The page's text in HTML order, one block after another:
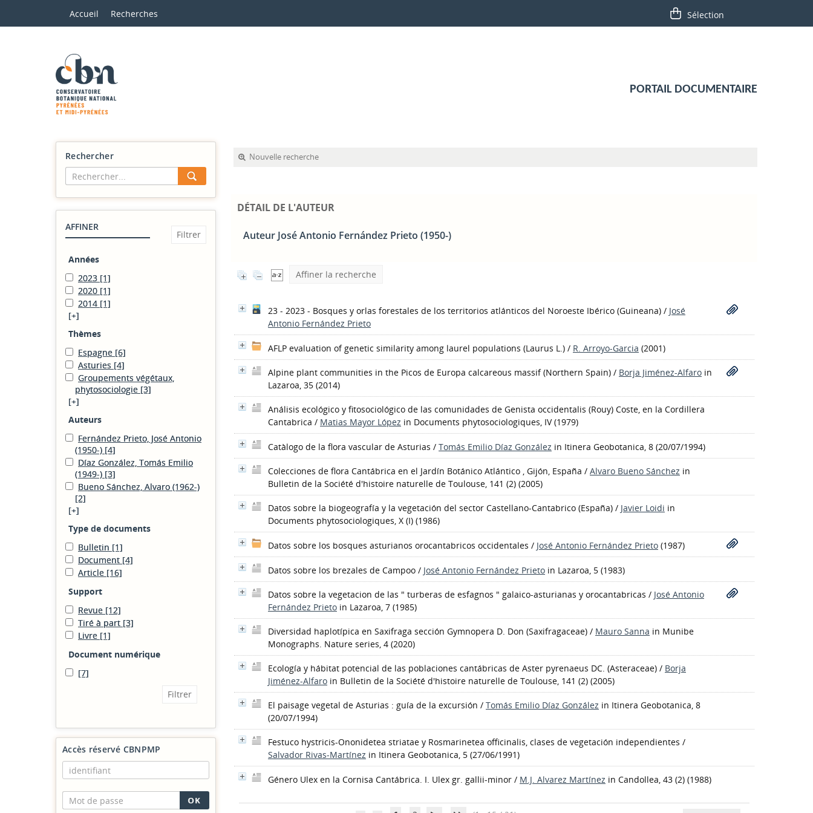
Accueil Recherches
PORTAIL DOCUMENTAIRE
Rechercher
AFFINER
Années
2023 [1]
2020 [1]
2014 [1]
[+]
Thèmes
Espagne [6]
Asturies [4]
Groupements végétaux,
phytosociologie [3]
[+]
Auteurs
Fernández Prieto, José Antonio
(1950-) [4]
Díaz González, Tomás Emilio
(1949-) [3]
Bueno Sánchez, Alvaro (1962-)
[2]
[+]
Type de documents
Bulletin [1]
Document [4]
Article [16]
Support
Revue [12]
Tiré à part [3]
Livre [1]
Document numérique
[7]
Accès réservé CBNPMP
Nouvelle recherche
DÉTAIL DE L'AUTEUR
Auteur José Antonio Fernández Prieto (1950-)
Affiner la recherche
23 - 2023 - Bosques y orlas forestales de los territorios atlánticos del Noroeste Ibérico (Guineana) / José
Antonio Fernández Prieto
AFLP evaluation of genetic similarity among laurel populations (Laurus L.) / R. Arroyo-Garcia (2001)
Alpine plant communities in the Picos de Europa calcareous massif (Northern Spain) / Borja Jiménez-Alfaro in
Lazaroa, 35 (2014)
Análisis ecológico y fitosociológico de las comunidades de Genista occidentalis (Rouy) Coste, en la Cordillera
Cantabrica / Matias Mayor López in Documents phytosociologiques, IV (1979)
Catàlogo de la flora vascular de Asturias / Tomás Emilio Díaz González in Itinera Geobotanica, 8 (20/07/1994)
Colecciones de flora Cantábrica en el Jardín Botánico Atlántico , Gijón, España / Alvaro Bueno Sánchez in
Bulletin de la Société d'histoire naturelle de Toulouse, 141 (2) (2005)
Datos sobre la biogeografía y la vegetación del sector Castellano-Cantabrico (España) / Javier Loidi in
Documents phytosociologiques, X (I) (1986)
Datos sobre los bosques asturianos orocantabricos occidentales / José Antonio Fernández Prieto (1987)
Datos sobre los brezales de Campoo / José Antonio Fernández Prieto in Lazaroa, 5 (1983)
Datos sobre la vegetacion de las " turberas de esfagnos " galaico-asturianas y orocantabricas / José Antonio
Fernández Prieto in Lazaroa, 7 (1985)
Diversidad haplotípica en Saxifraga sección Gymnopera D. Don (Saxifragaceae) / Mauro Sanna in Munibe
Monographs. Nature series, 4 (2020)
Ecología y hábitat potencial de las poblaciones cantábricas de Aster pyrenaeus DC. (Asteraceae) / Borja
Jiménez-Alfaro in Bulletin de la Société d'histoire naturelle de Toulouse, 141 (2) (2005)
El paisage vegetal de Asturias : guía de la excursión / Tomás Emilio Díaz González in Itinera Geobotanica, 8
(20/07/1994)
Festuco hystricis-Ononidetea striatae y Rosmarinetea officinalis, clases de vegetación independientes /
Salvador Rivas-Martínez in Itinera Geobotanica, 5 (27/06/1991)
Género Ulex en la Cornisa Cantábrica. I. Ulex gr. gallii-minor / M.J. Alvarez Martínez in Candollea, 43 (2) (1988)